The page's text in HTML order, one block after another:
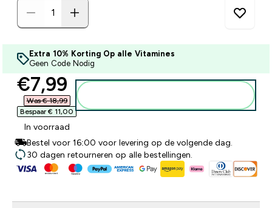
Extra 10% Korting Op alle Vitamines
Geen Code Nodig
discounted price
€7,99‎
Was € 18,99‎
Bespaar € 11,00‎
In voorraad
Bestel voor 16:00 voor levering op de volgende dag.
30 dagen retourneren op alle bestellingen.